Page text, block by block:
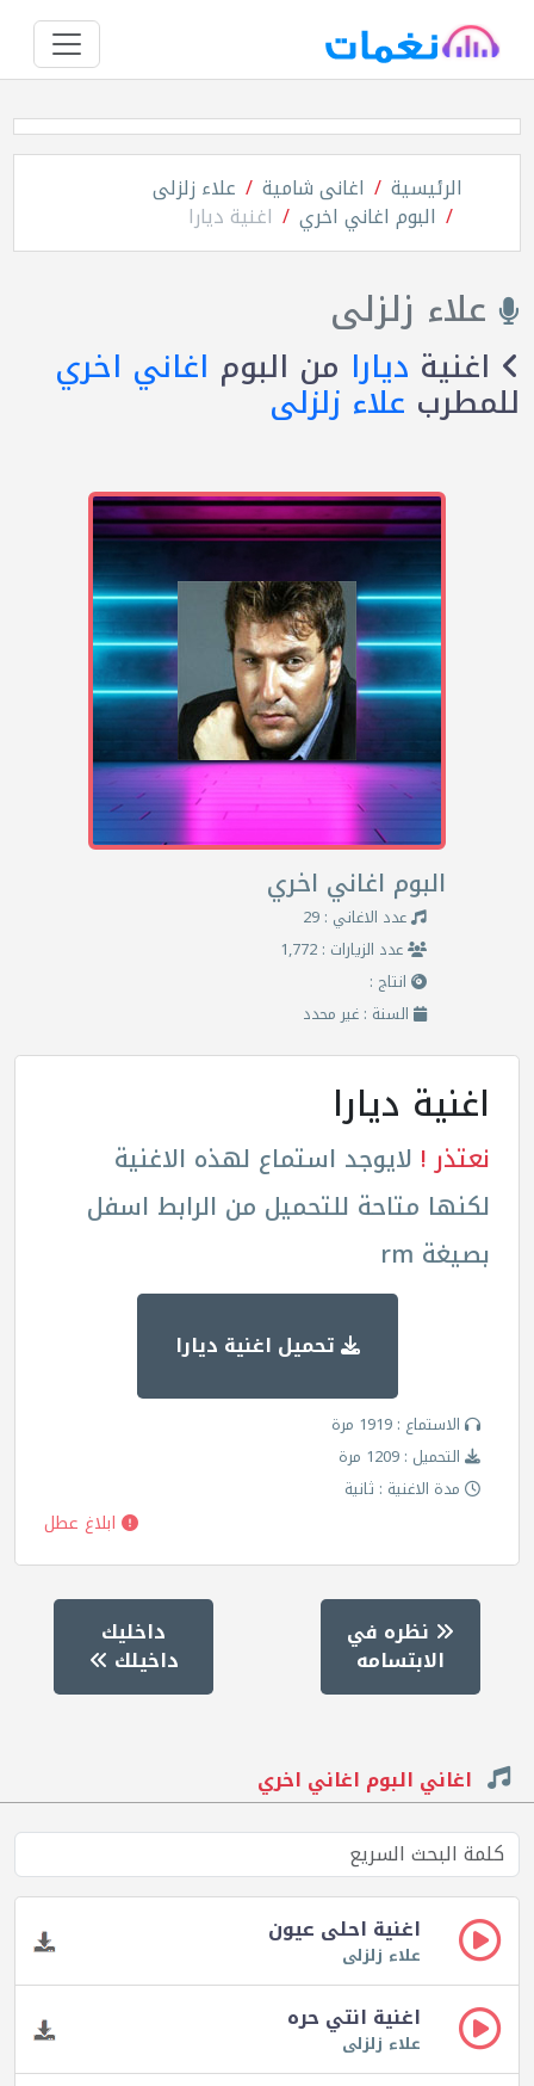
الرئيسية اغانى شامية علاء زلزلى
البوم اغاني اخري اغنية ديارا
علاء زلزلى
اغنية ديارا من البوم اغاني اخري
للمطرب علاء زلزلى
البوم اغاني اخري
عدد الاغاني : 29
عدد الزيارات : 1,772
انتاج :
السنة : غير محدد
اغنية ديارا
نعتذر ! لايوجد استماع لهذه الاغنية
لكنها متاحة للتحميل من الرابط اسفل
بصيغة rm
تحميل اغنية ديارا
الاستماع : 1919 مرة
التحميل : 1209 مرة
مدة الاغنية : ثانية
ابلاغ عطل
نظره في
الابتسامه
داخليك
داخيلك
اغاني البوم اغاني اخري
اغنية احلى عيون
علاء زلزلى
اغنية انتي حره
علاء زلزلى